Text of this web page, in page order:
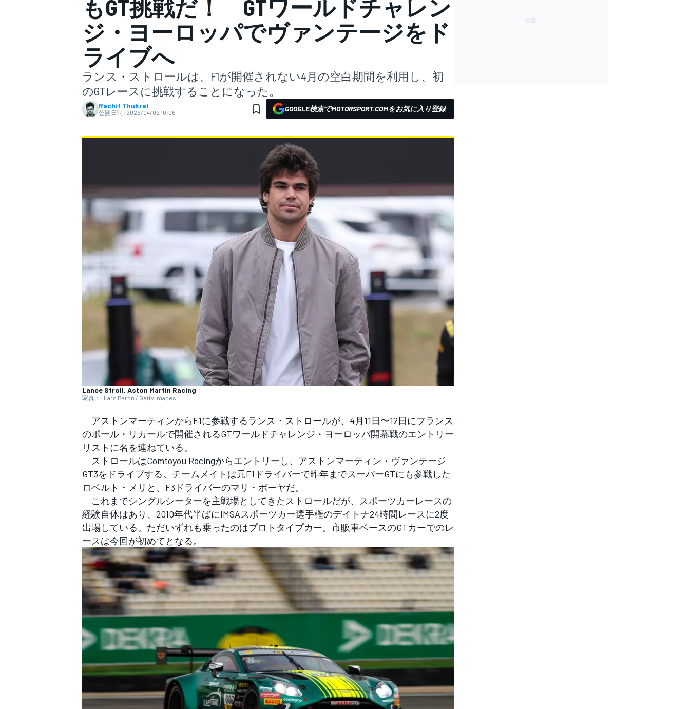
スーパーフォーミュラ
スーパーGT
フォーミュラE
もGT挑戦だ！ GTワールドチャレン
ジ・ヨーロッパでヴァンテージをド
ライブへ
ランス・ストロールは、F1が開催されない4月の空白期間を利用し、初
のGTレースに挑戦することになった。
Rachit Thukral
公開日時: 2026/04/02 10:06 GOOGLE検索でMOTORSPORT.COMをお気に入り登録
Lance Stroll, Aston Martin Racing
写真：: Lars Baron / Getty Images
アストンマーティンからF1に参戦するランス・ストロールが、4月11日〜12日にフランス
のポール・リカールで開催されるGTワールドチャレンジ・ヨーロッパ開幕戦のエントリー
リストに名を連ねている。
ストロールはComtoyou Racingからエントリーし、アストンマーティン・ヴァンテージ
GT3をドライブする。チームメイトは元F1ドライバーで昨年までスーパーGTにも参戦した
ロベルト・メリと、F3ドライバーのマリ・ボーヤだ。
これまでシングルシーターを主戦場としてきたストロールだが、スポーツカーレースの
経験自体はあり、2010年代半ばにIMSAスポーツカー選手権のデイトナ24時間レースに2度
出場している。ただいずれも乗ったのはプロトタイプカー。市販車ベースのGTカーでのレ
ースは今回が初めてとなる。